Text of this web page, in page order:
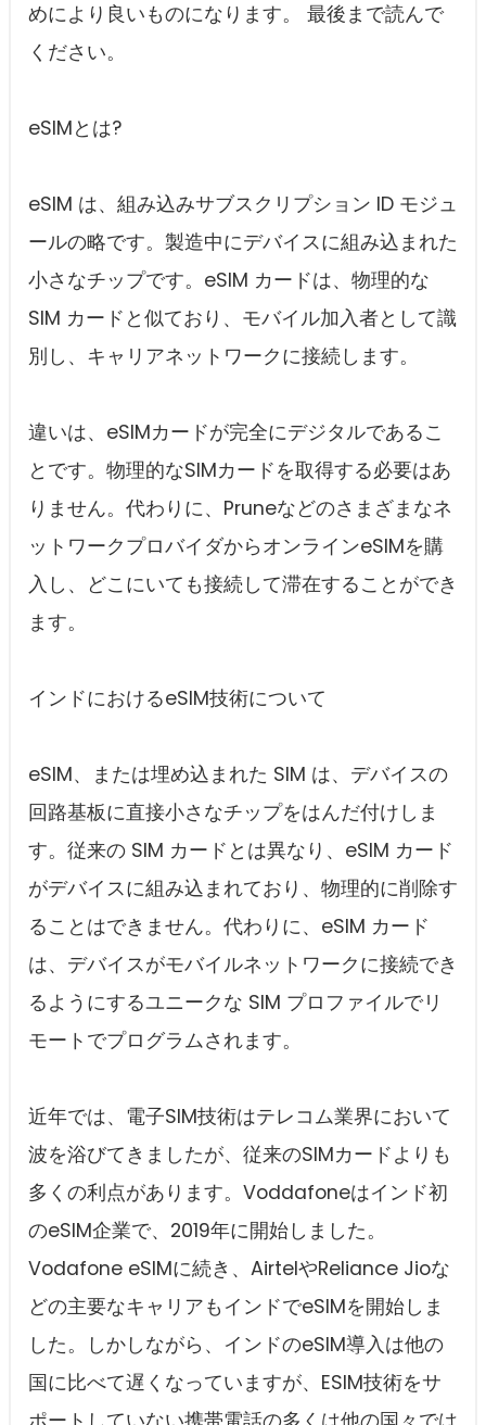
めにより良いものになります。 最後まで読んで
ください。
eSIMとは?
eSIM は、組み込みサブスクリプション ID モジュ
ールの略です。製造中にデバイスに組み込まれた
小さなチップです。eSIM カードは、物理的な
SIM カードと似ており、モバイル加入者として識
別し、キャリアネットワークに接続します。
違いは、eSIMカードが完全にデジタルであるこ
とです。物理的なSIMカードを取得する必要はあ
りません。代わりに、Pruneなどのさまざまなネ
ットワークプロバイダからオンラインeSIMを購
入し、どこにいても接続して滞在することができ
ます。
インドにおけるeSIM技術について
eSIM、または埋め込まれた SIM は、デバイスの
回路基板に直接小さなチップをはんだ付けしま
す。従来の SIM カードとは異なり、eSIM カード
がデバイスに組み込まれており、物理的に削除す
ることはできません。代わりに、eSIM カード
は、デバイスがモバイルネットワークに接続でき
るようにするユニークな SIM プロファイルでリ
モートでプログラムされます。
近年では、電子SIM技術はテレコム業界において
波を浴びてきましたが、従来のSIMカードよりも
多くの利点があります。Voddafoneはインド初
のeSIM企業で、2019年に開始しました。
Vodafone eSIMに続き、AirtelやReliance Jioな
どの主要なキャリアもインドでeSIMを開始しま
した。しかしながら、インドのeSIM導入は他の
国に比べて遅くなっていますが、ESIM技術をサ